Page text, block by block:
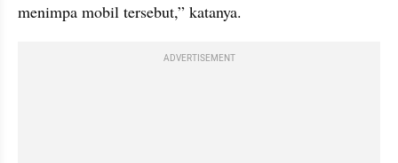
menimpa mobil tersebut,” katanya.
ADVERTISEMENT